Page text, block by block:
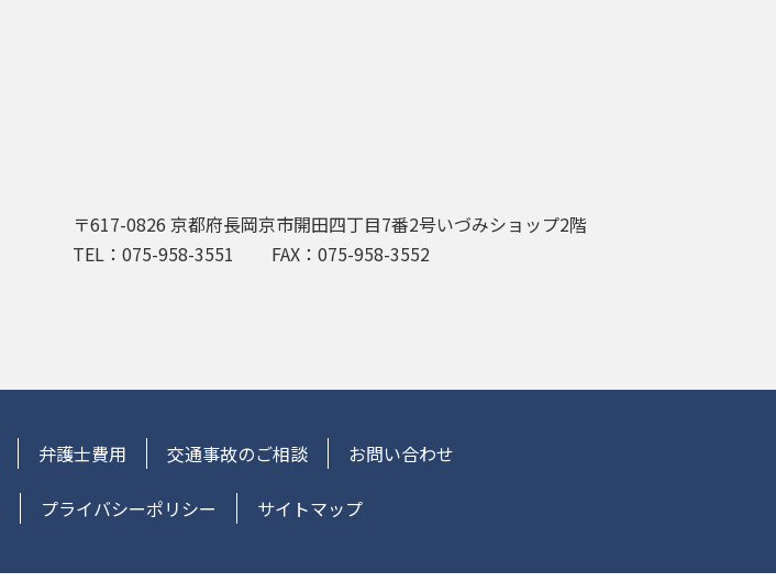
〒617-0826京都府長岡京市開田四丁目7番2号いづみショップ2階
TEL：075-958-3551
FAX：075-958-3552
弁護士費用 交通事故のご相談 お問い合わせ
プライバシーポリシー サイトマップ